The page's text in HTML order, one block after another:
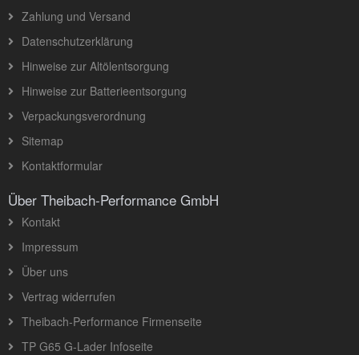
Zahlung und Versand
Datenschutzerklärung
Hinweise zur Altölentsorgung
Hinweise zur Batterieentsorgung
Verpackungsverordnung
Sitemap
Kontaktformular
Über Theibach-Performance GmbH
Kontakt
Impressum
Über uns
Vertrag widerrufen
Theibach-Performance Firmenseite
TP G65 G-Lader Infoseite